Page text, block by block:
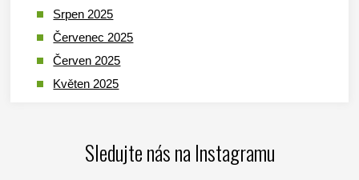
Srpen 2025
Červenec 2025
Červen 2025
Květen 2025
Leden 2025Sledujte nás na Instagramu